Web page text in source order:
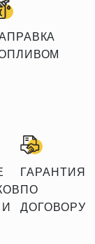
ГАРАНТИЯ
ПО
ДОГОВОРУ